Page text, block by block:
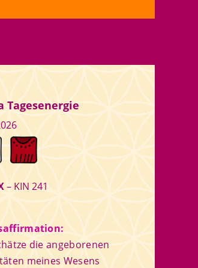
Tagesenergie
– KIN 241
die angeborenen
meines Wesens